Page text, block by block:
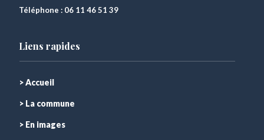
Téléphone : 06 11 46 51 39
Liens rapides
> Accueil
> La commune
> En images